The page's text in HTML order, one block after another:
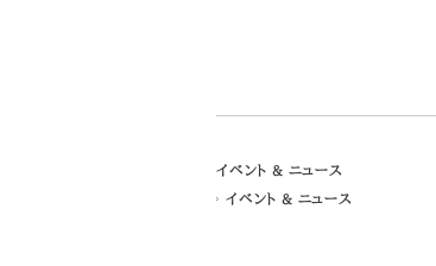
イベント & ニュース
イベント & ニュース